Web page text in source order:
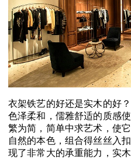
衣架铁艺的好还是实木的好
色泽柔和，儒雅舒适的质感
繁为简，简单中求艺术，使
自然的本色，组合得丝丝入
现了非常大的承重能力，实